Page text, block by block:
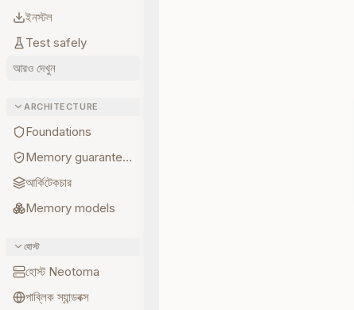
ইনস্টল
Test safely
আরও দেখুন
ARCHITECTURE
Foundations
Memory guarantees
আর্কিটেকচার
Memory models
হোস্ট
হোস্ট Neotoma
পাব্লিক স্যান্ডবক্স